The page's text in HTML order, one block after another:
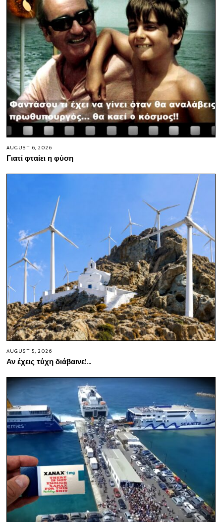
AUGUST 6, 2026
Γιατί φταίει η φύση
AUGUST 5, 2026
Αν έχεις τύχη διάβαινε!…